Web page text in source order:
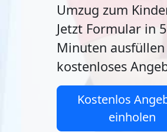
Umzug zum
Jetzt Formular in 5
Minuten
kostenloses
Kostenlos
einholen